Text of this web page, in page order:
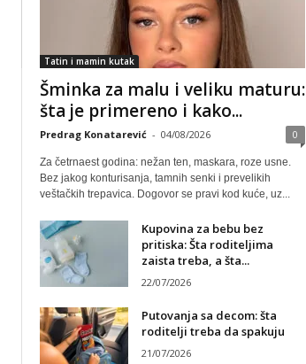
Tatin i mamin kutak
Šminka za malu i veliku maturu:
šta je primereno i kako...
Predrag Konatarević - 04/08/2026 0
Za četrnaest godina: nežan ten, maskara, roze usne.
Bez jakog konturisanja, tamnih senki i prevelikih
veštačkih trepavica. Dogovor se pravi kod kuće, uz...
Kupovina za bebu bez
pritiska: Šta roditeljima
zaista treba, a šta...
22/07/2026
Putovanja sa decom: šta
roditelji treba da spakuju
21/07/2026